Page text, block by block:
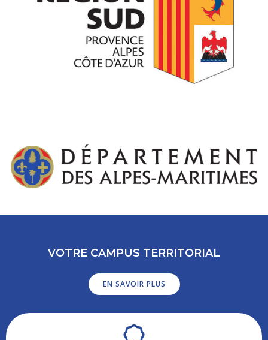
VOTRE CAMPUS TERRITORIAL
EN SAVOIR PLUS